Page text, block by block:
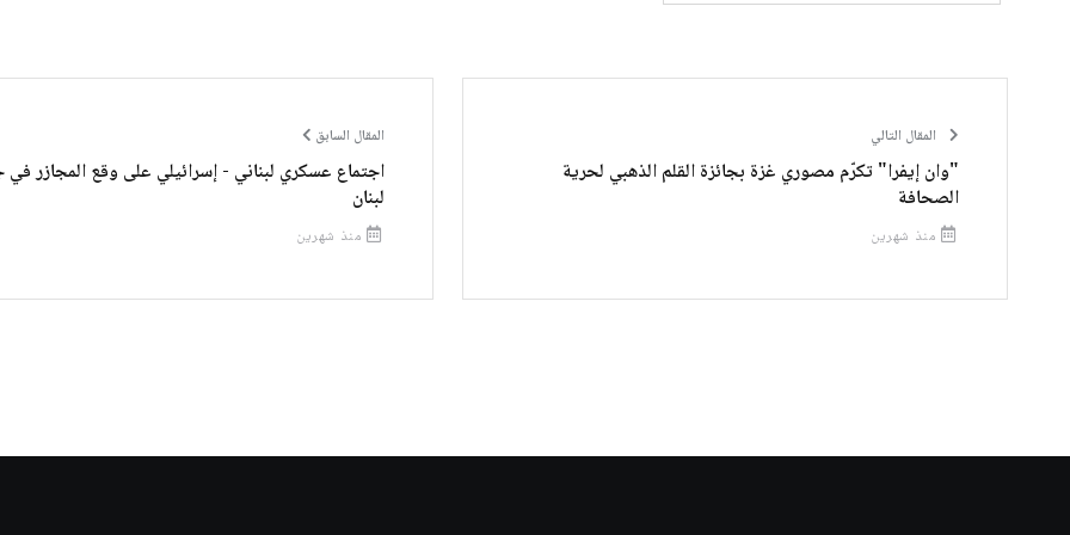
المقال التالي
"وان إيفرا" تكرّم مصوري غزة بجائزة القلم الذهبي لحرية
الصحافة
منذ شهرين
المقال السابق
اجتماع عسكري لبناني - إسرائيلي على وقع المجازر
لبنان
منذ شهرين